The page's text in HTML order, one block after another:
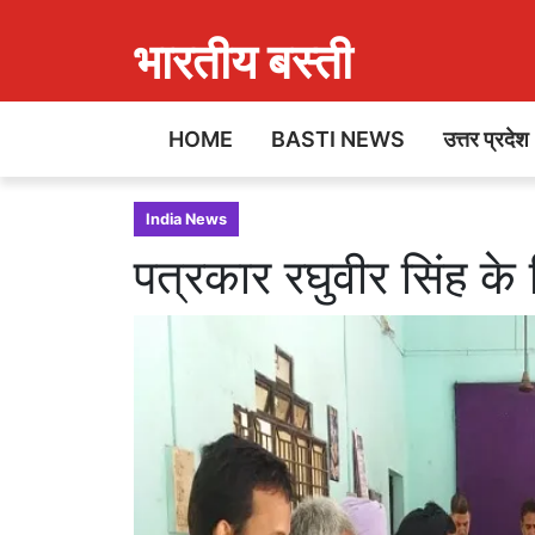
भारतीय बस्ती
HOME BASTI NEWS उत्तर प्रदेश
India News
पत्रकार रघुवीर सिंह